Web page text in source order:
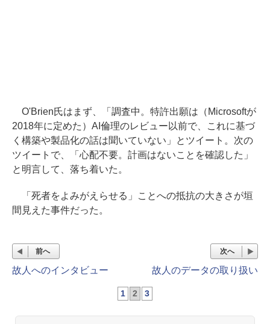
O'Brien氏はまず、「調査中。特許出願は（Microsoftが
2018年に定めた）AI倫理のレビュー以前で、これに基づ
く構築や製品化の話は聞いていない」とツイート。次の
ツイートで、「心配不要。計画はないことを確認した」
と明言して、落ち着いた。
「死者をよみがえらせる」ことへの抵抗の大きさが垣
間見えた事件だった。
前へ
故人へのインタビュー
次へ
故人のデータの取り扱い
1 2 3